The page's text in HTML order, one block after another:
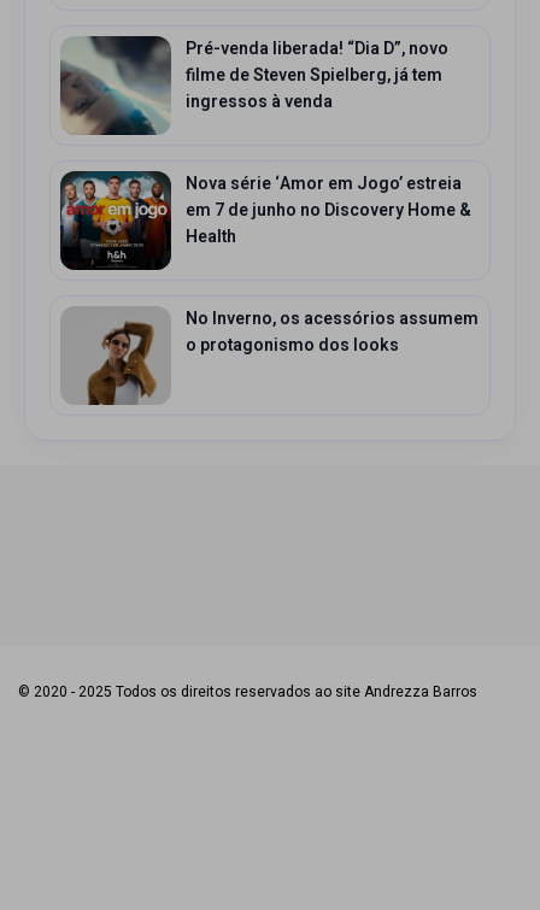
Pré-venda liberada! “Dia D”, novo
filme de Steven Spielberg, já tem
ingressos à venda
Nova série ‘Amor em Jogo’ estreia
em 7 de junho no Discovery Home &
Health
No Inverno, os acessórios assumem
o protagonismo dos looks
© 2020 - 2025 Todos os direitos reservados ao site Andrezza Barros